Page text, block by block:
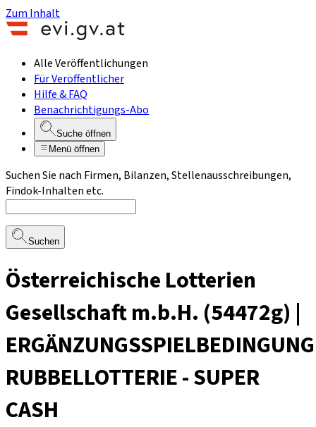
Zum Inhalt
Alle Veröffentlichungen
Für Veröffentlicher
Hilfe & FAQ
Benachrichtigungs-Abo
Suche öffnen
Menü öffnen
Suchen Sie nach Firmen, Bilanzen, Stellenausschreibungen,
Findok-Inhalten etc.
Suchen
Österreichische Lotterien
Gesellschaft m.b.H. (54472g) |
RUBBELLOTTERIE - SUPER
CASH